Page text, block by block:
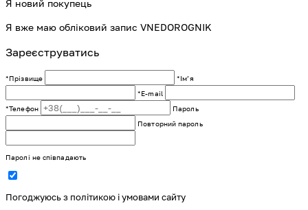
Я новий покупець
Я вже маю обліковий запис VNEDOROGNIK
Зареєструватись
*Прізвище
*Імʼя
*E-mail
*Телефон
Пароль
Повторний пароль
Паролі не співпадають
Погоджуюсь з політикою і умовами сайту